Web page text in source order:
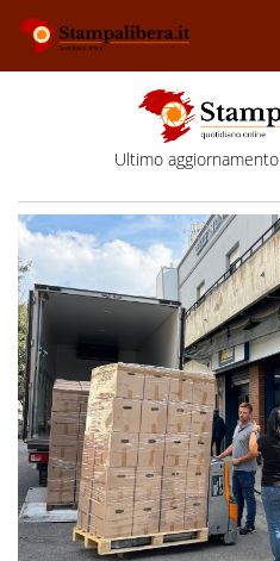
Ultimo aggiornamento